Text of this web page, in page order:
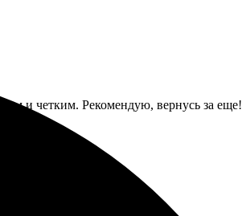
и четким. Рекомендую, вернусь за еще!